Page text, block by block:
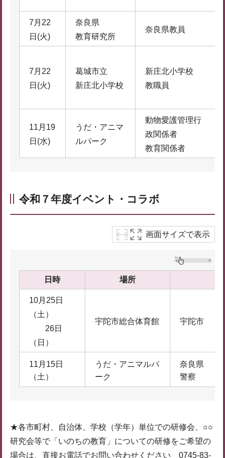
7月22
日(火)
奈良県
教育研究所
奈良県教員
7月22
日(火)
葛城市立
新庄北小学校
新庄北小学校
教職員
11月19
日(水)
うだ・アニマ
ルパーク
動物愛護管理行
政関係者
教育関係者
令和７年度イベント・コラボ
画面サイズで表示
日時 場所
10月25日
（土）
26日
（日）
宇陀市総合体育館 宇陀市
11月15日
（土）
うだ・アニマルパ
ーク
奈良県
警察
★各市町村、自治体、学校（学年）単位での研修会、○○
研究会等で「いのちの教育」についての研修をご希望の
場合は、直接お電話でお問い合わせください 0745-83-